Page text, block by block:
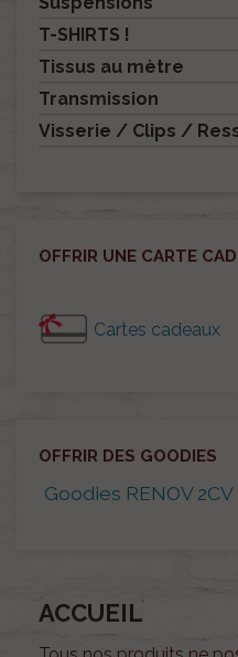
T-SHIRTS !
Tissus au mètre
Transmission
Visserie / Clips /
OFFRIR UNE CARTE
Cartes cadeaux
OFFRIR DES GOODIES
Goodies RENOV 2CV
ACCUEIL